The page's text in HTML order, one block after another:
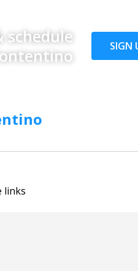
schedule
SIGN
links